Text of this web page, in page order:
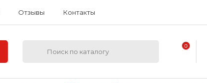
Отзывы Контакты
0